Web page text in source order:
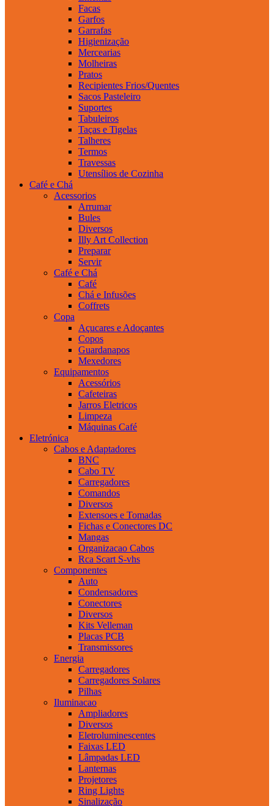
Facas
Garfos
Garrafas
Higienização
Mercearias
Molheiras
Pratos
Recipientes Frios/Quentes
Sacos Pasteleiro
Suportes
Tabuleiros
Taças e Tigelas
Talheres
Termos
Travessas
Utensílios de Cozinha
Café e Chá
Acessorios
Arrumar
Bules
Diversos
Illy Art Collection
Preparar
Servir
Café e Chá
Café
Chá e Infusões
Coffrets
Copa
Açucares e Adoçantes
Copos
Guardanapos
Mexedores
Equipamentos
Acessórios
Cafeteiras
Jarros Eletricos
Limpeza
Máquinas Café
Eletrónica
Cabos e Adaptadores
BNC
Cabo TV
Carregadores
Comandos
Diversos
Extensoes e Tomadas
Fichas e Conectores DC
Mangas
Organizacao Cabos
Rca Scart S-vhs
Componentes
Auto
Condensadores
Conectores
Diversos
Kits Velleman
Placas PCB
Transmissores
Energia
Carregadores
Carregadores Solares
Pilhas
Iluminacao
Ampliadores
Diversos
Eletroluminescentes
Faixas LED
Lâmpadas LED
Lanternas
Projetores
Ring Lights
Sinalização